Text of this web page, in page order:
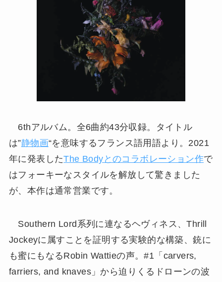
6thアルバム。全6曲約43分収録。タイトル
は”静物画“を意味するフランス語用語より。2021
年に発表したThe Bodyとのコラボレーション作で
はフォーキーなスタイルを解放して驚きました
が、本作は通常営業です。
Southern Lord系列に連なるヘヴィネス、Thrill
Jockeyに属すことを証明する実験的な構築、銃に
も蜜にもなるRobin Wattieの声。#1「carvers,
farriers, and knaves」から迫りくるドローンの波